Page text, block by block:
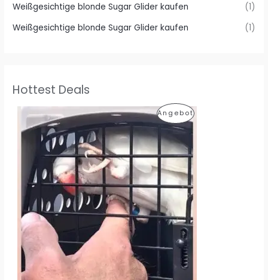
Weißgesichtige blonde Sugar Glider kaufen
(1)
Weißgesichtige blonde Sugar Glider kaufen
(1)
Hottest Deals
AngebotP
O
U
T